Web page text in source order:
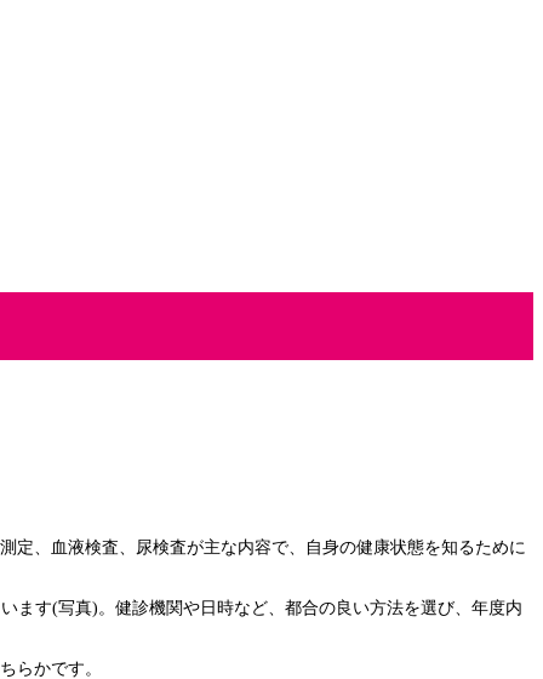
、血液検査、尿検査が主な内容で、自身の健康状態を知るために
ます(写真)。健診機関や日時など、都合の良い方法を選び、年度内
らかです。